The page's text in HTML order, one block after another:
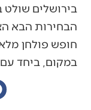
בירושלים שולט
הבחירות הבא
חופש פולחן מלא
במקום, ביחד